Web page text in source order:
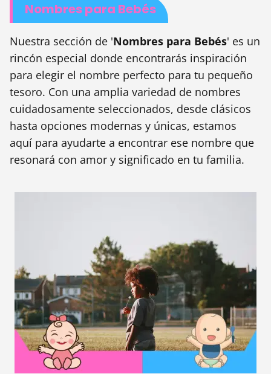
Nombres para Bebés
Nuestra sección de 'Nombres para Bebés' es un
rincón especial donde encontrarás inspiración
para elegir el nombre perfecto para tu pequeño
tesoro. Con una amplia variedad de nombres
cuidadosamente seleccionados, desde clásicos
hasta opciones modernas y únicas, estamos
aquí para ayudarte a encontrar ese nombre que
resonará con amor y significado en tu familia.